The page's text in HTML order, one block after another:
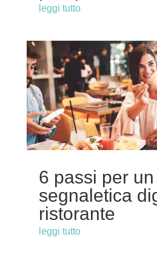
leggi tutto
6 passi per
segnaletica
ristorante
leggi tutto